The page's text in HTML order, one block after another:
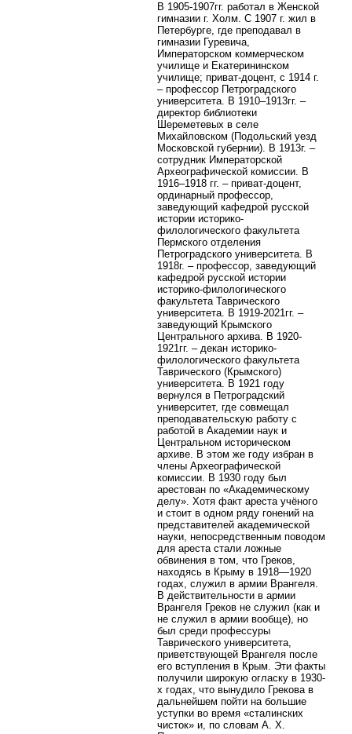
В 1905-1907гг. работал в Женской
гимназии г. Холм. С 1907 г. жил в
Петербурге, где преподавал в
гимназии Гуревича,
Императорском коммерческом
училище и Екатерининском
училище; приват-доцент, с 1914 г.
– профессор Петроградского
университета. В 1910–1913гг. –
директор библиотеки
Шереметевых в селе
Михайловском (Подольский уезд
Московской губернии). В 1913г. –
сотрудник Императорской
Археографической комиссии. В
1916–1918 гг. – приват-доцент,
ординарный профессор,
заведующий кафедрой русской
истории историко-
филологического факультета
Пермского отделения
Петроградского университета. В
1918г. – профессор, заведующий
кафедрой русской истории
историко-филологического
факультета Таврического
университета. В 1919-2021гг. –
заведующий Крымского
Центрального архива. В 1920-
1921гг. – декан историко-
филологического факультета
Таврического (Крымского)
университета. В 1921 году
вернулся в Петроградский
университет, где совмещал
преподавательскую работу с
работой в Академии наук и
Центральном историческом
архиве. В этом же году избран в
члены Археографической
комиссии. В 1930 году был
арестован по «Академическому
делу». Хотя факт ареста учёного
и стоит в одном ряду гонений на
представителей академической
науки, непосредственным поводом
для ареста стали ложные
обвинения в том, что Греков,
находясь в Крыму в 1918—1920
годах, служил в армии Врангеля.
В действительности в армии
Врангеля Греков не служил (как и
не служил в армии вообще), но
был среди профессуры
Таврического университета,
приветствующей Врангеля после
его вступления в Крым. Эти факты
получили широкую огласку в 1930-
х годах, что вынудило Грекова в
дальнейшем пойти на большие
уступки во время «сталинских
чисток» и, по словам А. Х.